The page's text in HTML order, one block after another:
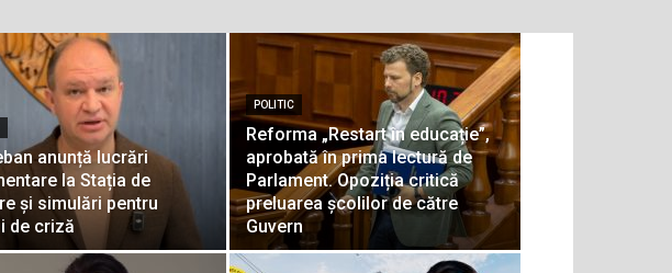
anunță lucrări
la Stația de
și simulări pentru
de criză
POLITIC
Reforma „Restart în educație”,
aprobată în prima lectură de
Parlament. Opoziția critică
preluarea școlilor de către
Guvern